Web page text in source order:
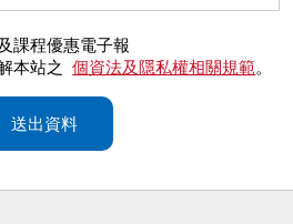
課程優惠電子報
本站之
個資法及隱私權相關規範。
送出資料